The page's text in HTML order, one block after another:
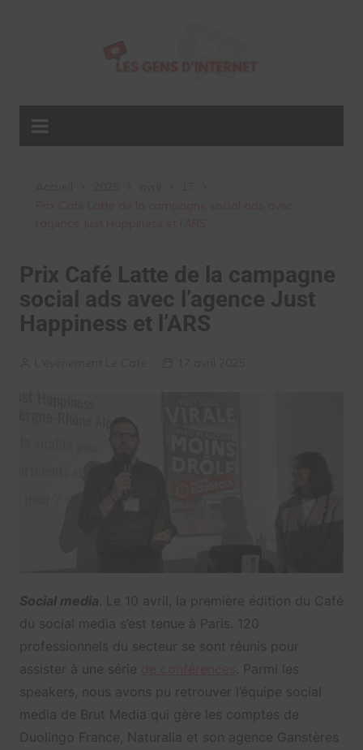
Prix Café Latte de la campagne
social ads avec l’agence Just
Happiness et l’ARS
Social media . Le 10 avril, la première édition du Café
du social media s’est tenue à Paris. 120
professionnels du secteur se sont réunis pour
assister à une série
. Parmi les
speakers, nous avons pu retrouver l’équipe social
media de Brut Media qui gère les comptes de
Duolingo France, Naturalia et son agence Ganstères